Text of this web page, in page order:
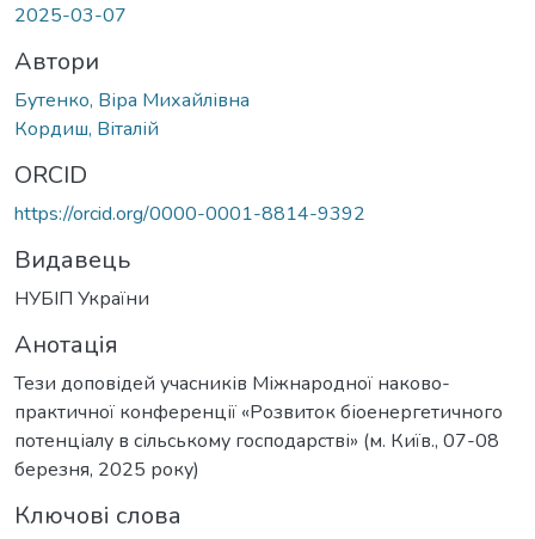
2025-03-07
Автори
Бутенко, Віра Михайлівна
Кордиш, Віталій
ORCID
https://orcid.org/0000-0001-8814-9392
Видавець
НУБІП України
Анотація
Тези доповідей учасників Міжнародної наково-
практичної конференції «Розвиток біоенергетичного
потенціалу в сільському господарстві» (м. Київ., 07-08
березня, 2025 року)
Ключові слова